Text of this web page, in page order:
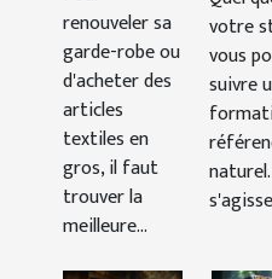
d’articles
textiles
chez un
grossiste ?
renouveler sa
garde-robe ou
d'acheter des
articles
textiles en
gros, il faut
trouver la
meilleure...
votre
vous
suivre